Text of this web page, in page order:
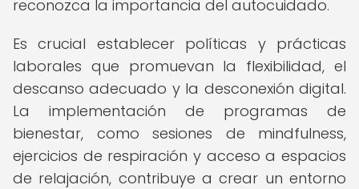
reconozca la importancia del autocuidado.
Es crucial establecer políticas y prácticas
laborales que promuevan la flexibilidad, el
descanso adecuado y la desconexión digital.
La implementación de programas de
bienestar, como sesiones de mindfulness,
ejercicios de respiración y acceso a espacios
de relajación, contribuye a crear un entorno